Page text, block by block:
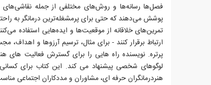
فصل‌ها رسانه‌ها و روش‌های مختلفی از جمله نقاشی‌های
پوشش می‌دهند که حتی برای پرمشغله‌ترین درمانگر به
تمرین‌های خلاقانه از موقعیت‌ها و ایده‌هایی استفاده
ارتباط برقرار کنند - برای مثال، ترسیم آرزوها و
پرتره. نویسنده راه هایی را برای گسترش فعالیت های
لوگوهای شخصی پیشنهاد می کند. این کتاب برای
هنردرمانگران حرفه ای، مشاوران و مددکاران اجتماعی